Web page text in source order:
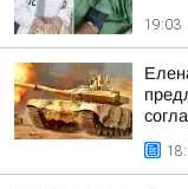
19:03